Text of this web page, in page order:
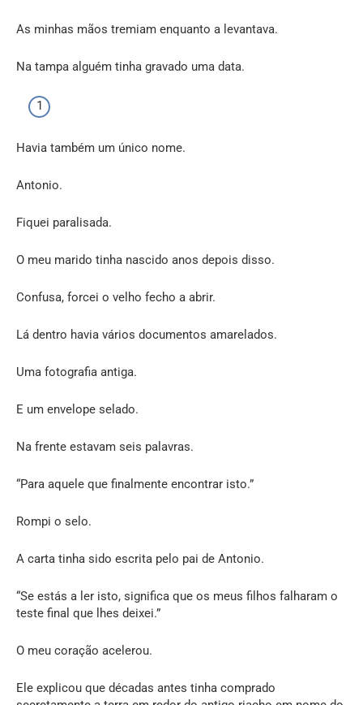
As minhas mãos tremiam enquanto a levantava.
Na tampa alguém tinha gravado uma data.
Havia também um único nome.
Antonio.
Fiquei paralisada.
O meu marido tinha nascido anos depois disso.
Confusa, forcei o velho fecho a abrir.
Lá dentro havia vários documentos amarelados.
Uma fotografia antiga.
E um envelope selado.
Na frente estavam seis palavras.
“Para aquele que finalmente encontrar isto.”
Rompi o selo.
A carta tinha sido escrita pelo pai de Antonio.
“Se estás a ler isto, significa que os meus filhos falharam o
teste final que lhes deixei.”
O meu coração acelerou.
Ele explicou que décadas antes tinha comprado